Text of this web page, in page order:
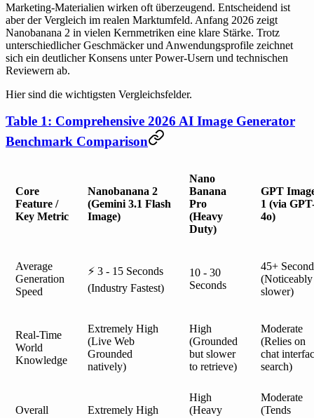
Marketing-Materialien wirken oft überzeugend. Entscheidend ist
aber der Vergleich im realen Marktumfeld. Anfang 2026 zeigt
Nanobanana 2 in vielen Kernmetriken eine klare Stärke. Trotz
unterschiedlicher Geschmäcker und Anwendungsprofile zeichnet
sich ein deutlicher Konsens unter Power-Usern und technischen
Reviewern ab.
Hier sind die wichtigsten Vergleichsfelder.
Table 1: Comprehensive 2026 AI Image Generator
Benchmark Comparison
Core
Feature /
Key Metric
Nanobanana 2
(Gemini 3.1 Flash
Image)
Nano
Banana
Pro
(Heavy
Duty)
GPT
1 (via
4o)
Average
Generation
Speed
⚡ 3 - 15 Seconds
(Industry Fastest)
10 - 30
Seconds
45+
(Noticeably
slower)
Real-Time
World
Knowledge
Extremely High
(Live Web
Grounded
natively)
High
(Grounded
but slower
to retrieve)
Moderate
(Relies on
chat
search)
Overall
Extremely High
High
(Heavy
Moderate
(Tends